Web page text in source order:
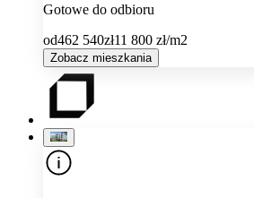
Gotowe do odbioru
od462 540zł11 800 zł/m2
Zobacz mieszkania